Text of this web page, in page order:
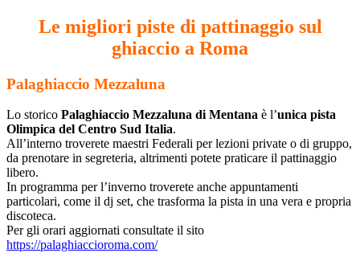
Le migliori piste di pattinaggio sul
ghiaccio a Roma
Palaghiaccio Mezzaluna
Lo storico Palaghiaccio Mezzaluna di Mentana è l’unica pista
Olimpica del Centro Sud Italia.
All’interno troverete maestri Federali per lezioni private o di gruppo,
da prenotare in segreteria, altrimenti potete praticare il pattinaggio
libero.
In programma per l’inverno troverete anche appuntamenti
particolari, come il dj set, che trasforma la pista in una vera e propria
discoteca.
Per gli orari aggiornati consultate il sito
https://palaghiaccioroma.com/